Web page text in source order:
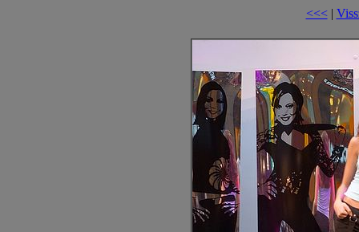
<<< |